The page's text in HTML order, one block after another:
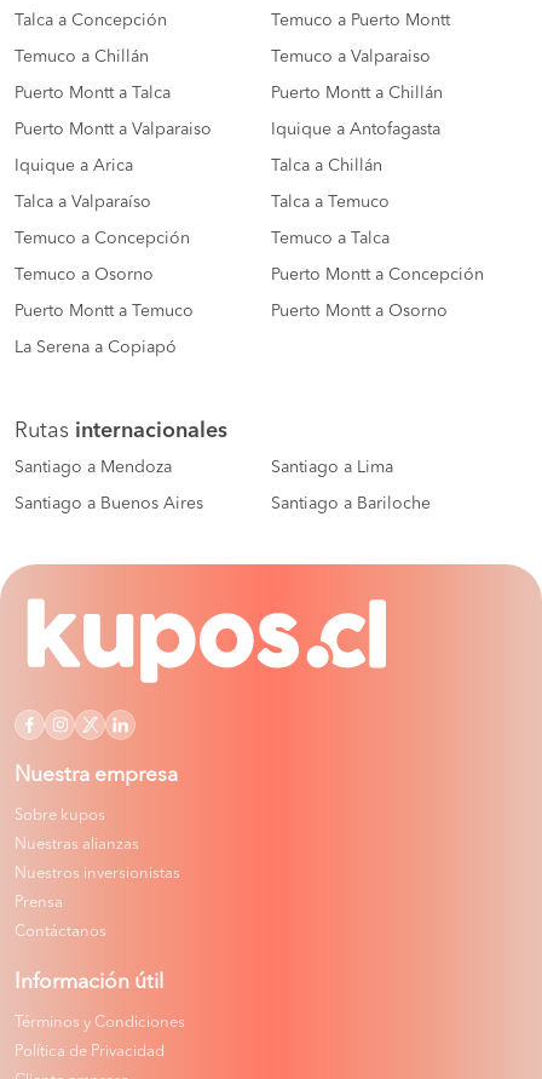
Talca a Concepción Temuco a Puerto Montt
Temuco a Chillán Temuco a Valparaiso
Puerto Montt a Talca Puerto Montt a Chillán
Puerto Montt a Valparaiso Iquique a Antofagasta
Iquique a Arica Talca a Chillán
Talca a Valparaíso Talca a Temuco
Temuco a Concepción Temuco a Talca
Temuco a Osorno Puerto Montt a Concepción
Puerto Montt a Temuco Puerto Montt a Osorno
La Serena a Copiapó
Rutas internacionales
Santiago a Mendoza Santiago a Lima
Santiago a Buenos Aires Santiago a Bariloche
Nuestra empresa
Sobre kupos
Nuestras alianzas
Nuestros inversionistas
Prensa
Contáctanos
Información útil
Términos y Condiciones
Política de Privacidad